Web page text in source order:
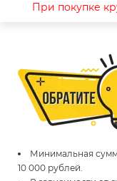
При покупке
Минимальная
10 000 рублей.